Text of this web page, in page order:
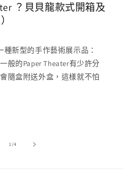
？貝貝龍款式開箱及
新型的手作藝術展示品：
般的Paper Theater有少許分
隨盒附送外盒，這樣就不怕
1//4